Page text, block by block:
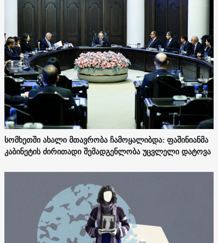
სომხეთში ახალი მთავრობა ჩამოყალიბდა: ფაშინიანმა
კაბინეტის ძირითადი შემადგენლობა უცვლელი დატოვა